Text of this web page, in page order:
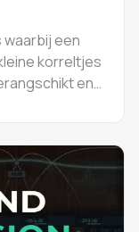
een
korreltjes
en